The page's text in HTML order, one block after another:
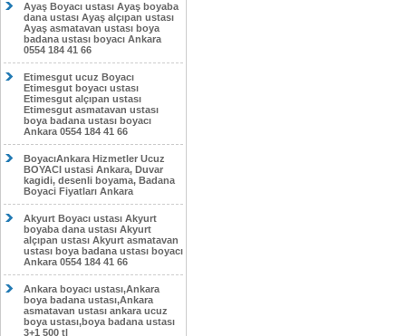
Ayaş Boyacı ustası Ayaş boyaba
dana ustası Ayaş alçıpan ustası
Ayaş asmatavan ustası boya
badana ustası boyacı Ankara
0554 184 41 66
Etimesgut ucuz Boyacı
Etimesgut boyacı ustası
Etimesgut alçıpan ustası
Etimesgut asmatavan ustası
boya badana ustası boyacı
Ankara 0554 184 41 66
BoyacıAnkara Hizmetler Ucuz
BOYACI ustasi Ankara, Duvar
kagidi, desenli boyama, Badana
Boyaci Fiyatları Ankara
Akyurt Boyacı ustası Akyurt
boyaba dana ustası Akyurt
alçıpan ustası Akyurt asmatavan
ustası boya badana ustası boyacı
Ankara 0554 184 41 66
Ankara boyacı ustası,Ankara
boya badana ustası,Ankara
asmatavan ustası ankara ucuz
boya ustası,boya badana ustası
3+1 500 tl